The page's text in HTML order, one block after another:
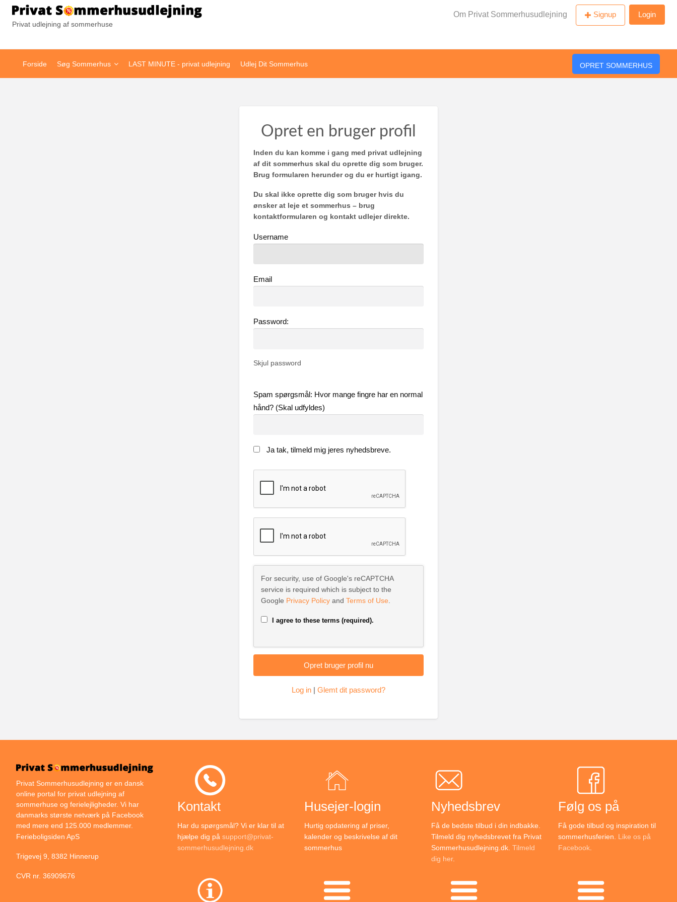
Om Privat Sommerhusudlejning Signup Login
Privat udlejning af sommerhuse
Forside Søg Sommerhus LAST MINUTE - privat udlejning Udlej Dit Sommerhus OPRET SOMMERHUS
Opret en bruger profil
Inden du kan komme i gang med privat udlejning
af dit sommerhus skal du oprette dig som bruger.
Brug formularen herunder og du er hurtigt igang.
Du skal ikke oprette dig som bruger hvis du
ønsker at leje et sommerhus – brug
kontaktformularen og kontakt udlejer direkte.
Username
Email
Password:
Skjul password
Spam spørgsmål: Hvor mange fingre har en normal
hånd? (Skal udfyldes)
Ja tak, tilmeld mig jeres nyhedsbreve.
For security, use of Google's reCAPTCHA
service is required which is subject to the
Google Privacy Policy andTerms of Use.
I agree to these terms (required).
Log in Glemt dit password?
Privat Sommerhusudlejning er en dansk
online portal for privat udlejning af
sommerhuse og ferielejligheder. Vi har
danmarks største netværk på Facebook
med mere end 125.000 medlemmer.
Ferieboligsiden ApS
Trigevej 9, 8382 Hinnerup
CVR nr. 36909676
Kontakt
Har du spørgsmål? Vi er klar til at
hjælpe dig på support@privat-
sommerhusudlejning.dk
Husejer-login
Hurtig opdatering af priser,
kalender og beskrivelse af dit
sommerhus
Nyhedsbrev
Få de bedste tilbud i din indbakke.
Tilmeld dig nyhedsbrevet fra Privat
Sommerhusudlejning.dk. Tilmeld
dig her.
Følg os på
Få gode tilbud og inspiration til
sommerhusferien. Like os på
Facebook.